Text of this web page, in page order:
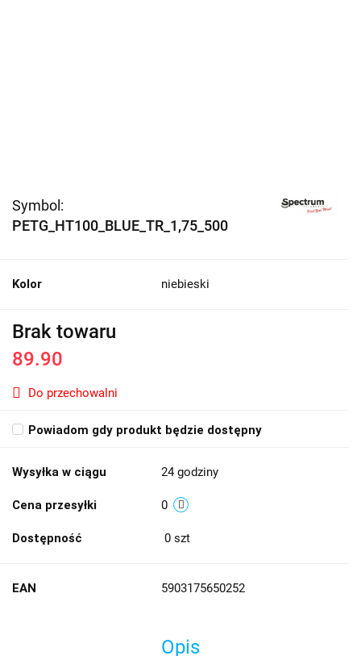
Symbol:
PETG_HT100_BLUE_TR_1,75_500
Kolor niebieski
Brak towaru
89.90
Do przechowalni
Powiadom gdy produkt będzie dostępny
Wysyłka w ciągu 24 godziny
Cena przesyłki 0
Dostępność 0 szt
EAN 5903175650252
Opis